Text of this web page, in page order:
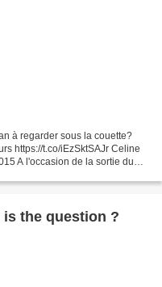
à regarder sous la couette?
https://t.co/iEzSktSAJr Celine
A l'occasion de la sortie du
is the question ?